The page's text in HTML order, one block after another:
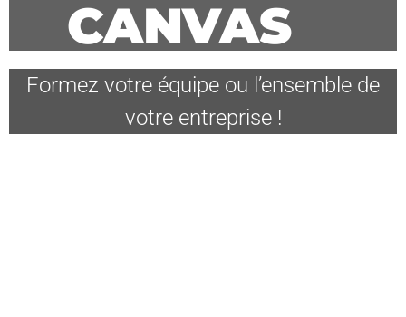
CANVAS
Formez votre équipe ou l’ensemble de
votre entreprise !